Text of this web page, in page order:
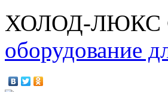
ХОЛОД-ЛЮКС
оборудование